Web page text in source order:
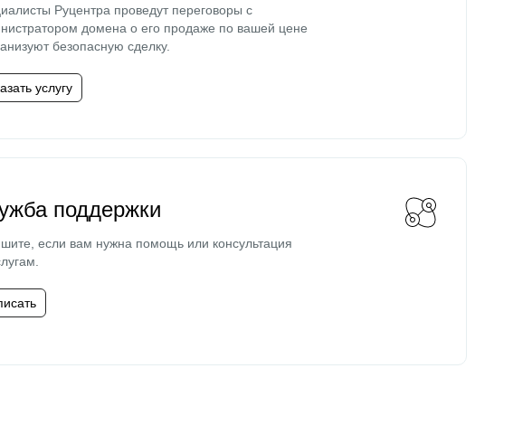
Руцентра проведут переговоры с
домена о его продаже по вашей цене
безопасную сделку.
услугу
поддержки
если вам нужна помощь или консультация